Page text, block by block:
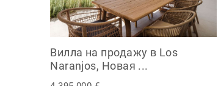
Вилла на продажу в Los
Naranjos, Новая ...